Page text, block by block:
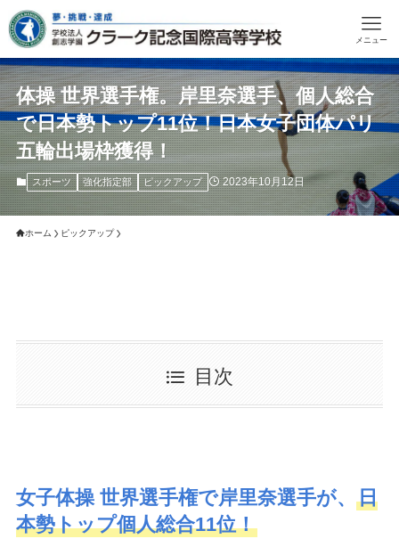
メニュー
体操 世界選手権。岸里奈選手、個人総合
で日本勢トップ11位！日本女子団体パリ
五輪出場枠獲得！
スポーツ 強化指定部 ピックアップ 2023年10月12日
ホーム ピックアップ
目次
女子体操 世界選手権で岸里奈選手が、 日
本勢トップ個人総合11位！